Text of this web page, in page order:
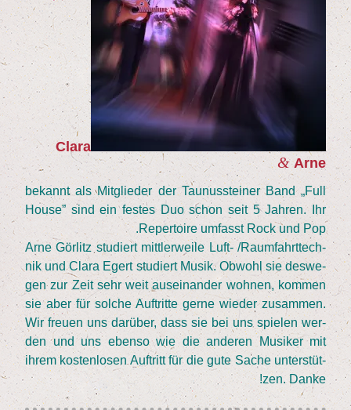
Cla­ra
&Arne
bekannt als Mit­glie­der der Tau­nus­stei­ner Band„Full
House” sind ein fes­tes Duo schon seit 5Jah­ren. Ihr
Reper­toire umfasst Rock und Pop.
Arne Gör­litz stu­diert mitt­ler­wei­le Luft- /​Raum­fahrt­tech­
nik und Cla­ra Egert stu­diert Musik. Obwohl sie des­we­
gen zur Zeit sehr weit aus­ein­an­der woh­nen, kom­men
sie aber für sol­che Auf­trit­te ger­ne wie­der zusam­men.
Wir freu­en uns dar­über, dass sie bei uns spie­len wer­
den und uns eben­so wie die ande­ren Musi­ker mit
ihrem kos­ten­lo­sen Auf­tritt für die gute Sache unter­stüt­
zen. Danke!